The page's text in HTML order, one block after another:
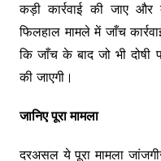
कड़ी कार्रवाई की जाए
फिलहाल मामले में जाँच
कि जाँच के बाद जो भी दोषी
की जाएगी।
जानिए पूरा मामला
दरअसल ये पूरा मामला